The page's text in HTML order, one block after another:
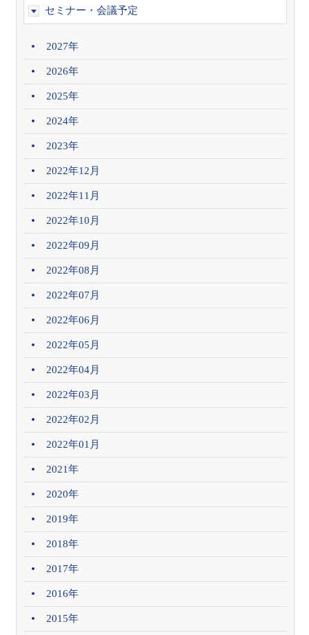
セミナー・会議予定
2027年
2026年
2025年
2024年
2023年
2022年12月
2022年11月
2022年10月
2022年09月
2022年08月
2022年07月
2022年06月
2022年05月
2022年04月
2022年03月
2022年02月
2022年01月
2021年
2020年
2019年
2018年
2017年
2016年
2015年